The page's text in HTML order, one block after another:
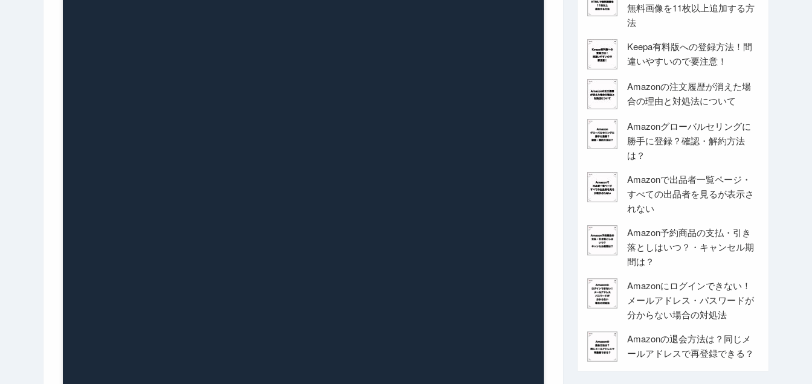
無料画像を11枚以上追加する方
法
Keepa有料版への登録方法！間
違いやすいので要注意！
Amazonの注文履歴が消えた場
合の理由と対処法について
Amazonグローバルセリングに
勝手に登録？確認・解約方法
は？
Amazonで出品者一覧ページ・
すべての出品者を見るが表示さ
れない
Amazon予約商品の支払・引き
落としはいつ？・キャンセル期
間は？
Amazonにログインできない！
メールアドレス・パスワードが
分からない場合の対処法
Amazonの退会方法は？同じメ
ールアドレスで再登録できる？